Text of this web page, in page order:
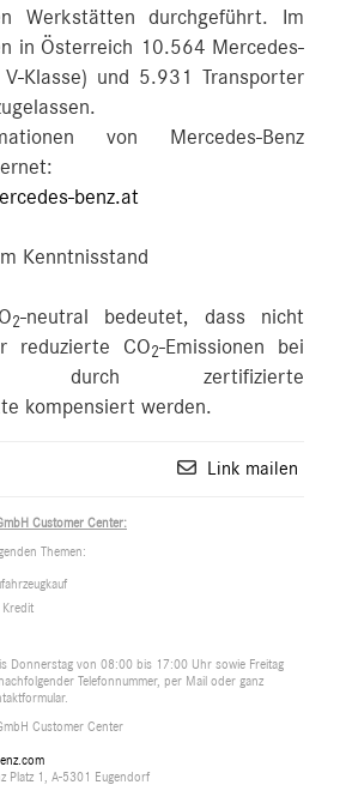
Werkstätten durchgeführt. Im
in Österreich 10.564 Mercedes-
V-Klasse) und 5.931 Transporter
von Mercedes-Benz
benz.at
Kenntnisstand
2-neutral bedeutet, dass nicht
reduzierte CO2-Emissionen bei
durch zertifizierte
kompensiert werden.
Link mailen
Customer Center:
Themen:
Kredit
Donnerstag von 08:00 bis 17:00 Uhr sowie Freitag
Telefonnummer, per Mail oder ganz
Customer Center
Platz 1, A-5301 Eugendorf